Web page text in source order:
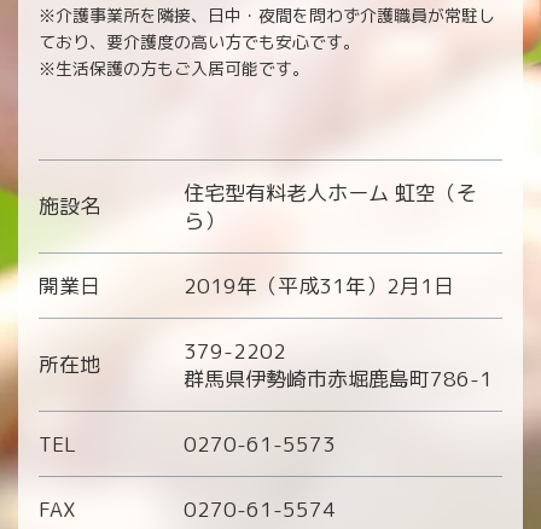
※介護事業所を隣接、日中・夜間を問わず介護職員が常駐し
ており、要介護度の高い方でも安心です。
※生活保護の方もご入居可能です。
施設名
住宅型有料老人ホーム 虹空（そ
ら）
開業日 2019年（平成31年）2月1日
所在地
379-2202
群馬県伊勢崎市赤堀鹿島町786-1
TEL 0270-61-5573
FAX 0270-61-5574